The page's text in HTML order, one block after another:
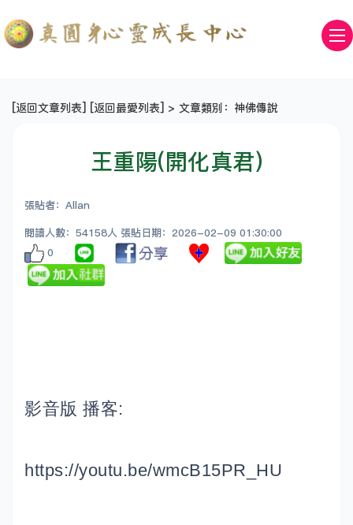
[返回文章列表] [返回最愛列表] > 文章類別：神佛傳說
王重陽(開化真君)
張貼者：Allan
閱讀人數：54158人 張貼日期：2026-02-09 01:30:00
0
影音版 播客:
https://youtu.be/wmcB15PR_HU